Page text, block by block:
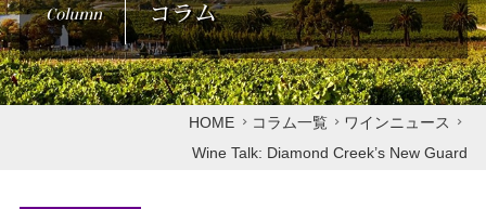
Column コラム
HOME コラム一覧
ワインニュース
Wine Talk: Diamond Creek’s New Guard